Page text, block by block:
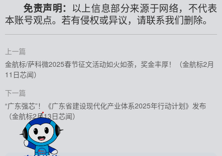
免责声明： 以上信息部分来源于网络，不代表
本账号观点。若有侵权或异议，请联系我们删除。
上一篇
金航标/萨科微2025春节征文活动如火如荼，奖金丰厚！（金航标2月
11日芯闻）
下一篇
“广东强芯”！《广东省建设现代化产业体系2025年行动计划》发布
（金航标2月13日芯闻）